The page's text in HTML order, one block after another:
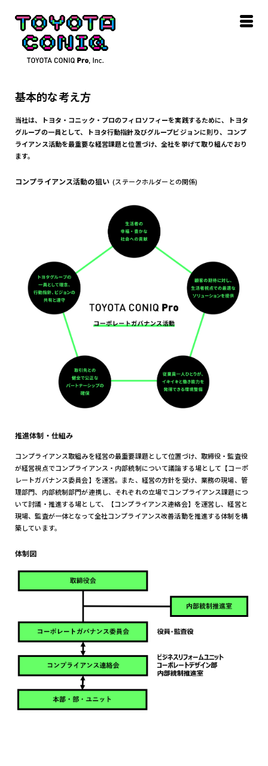
基本的な考え方
当社は、 トヨタ・コニック・プロのフィロソフィーを実践するために、
トヨタ
グループの一員として、 トヨタ行動指針及びグループビジョンに則り、 コンプ
ライアンス活動を最重要な経営課題と位置づけ、全社を挙げて取り組んでおり
ます。
コンプライアンス活動の狙い (ステークホルダーとの関係)
推進体制・仕組み
コンプライアンス取組みを経営の最重要課題として位置づけ、取締役・監査役
が経営視点でコンプライアンス・内部統制について議論する場として【コーポ
レートガバナンス委員会】を運営。また、経営の方針を受け、業務の現場、管
理部門、内部統制部門が連携し、それぞれの立場でコンプライアンス課題につ
いて討議・推進する場として、【コンプライアンス連絡会】を運営し、経営と
現場、監査が一体となって全社コンプライアンス改善活動を推進する体制を構
築しています。
体制図